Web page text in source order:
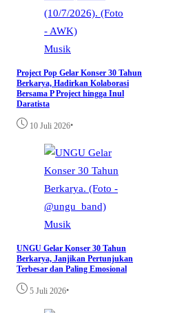
Musik
Project Pop Gelar Konser 30 Tahun
Berkarya, Hadirkan Kolaborasi
Bersama P Project hingga Inul
Daratista
10 Juli 2026•
Musik
UNGU Gelar Konser 30 Tahun
Berkarya, Janjikan Pertunjukan
Terbesar dan Paling Emosional
5 Juli 2026•